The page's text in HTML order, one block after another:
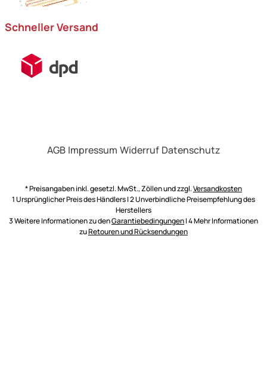
Schneller Versand
AGB Impressum Widerruf Datenschutz
* Preisangaben inkl. gesetzl. MwSt., Zöllen und zzgl.Versandkosten
1 Ursprünglicher Preis des Händlers | 2 Unverbindliche Preisempfehlung des
Herstellers
3 Weitere Informationen zu denGarantiebedingungen| 4 Mehr Informationen
zuRetouren und Rücksendungen